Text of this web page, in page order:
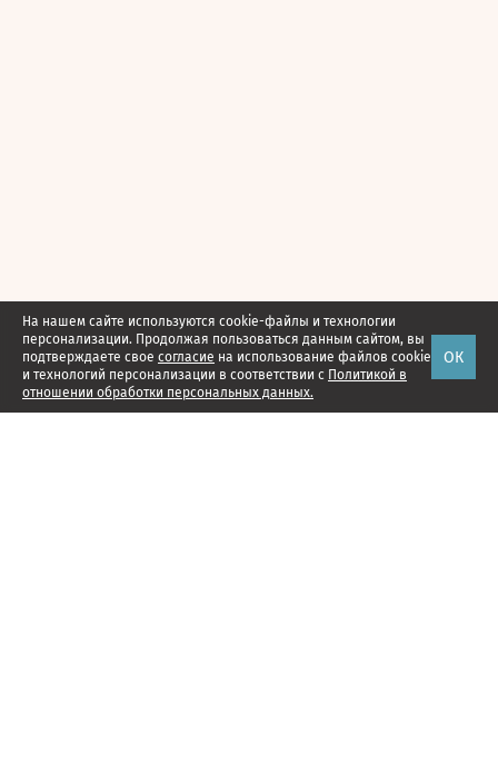
На нашем сайте используются cookie-файлы и технологии
персонализации. Продолжая пользоваться данным сайтом, вы
подтверждаете свое согласие на использование файлов cookie
и технологий персонализации в соответствии с Политикой в
отношении обработки персональных данных.
ОК